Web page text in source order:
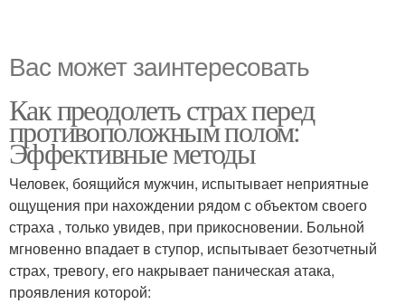
Вас может заинтересовать
Как преодолеть страх перед
противоположным полом:
Эффективные методы
Человек, боящийся мужчин, испытывает неприятные
ощущения при нахождении рядом с объектом своего
страха , только увидев, при прикосновении. Больной
мгновенно впадает в ступор, испытывает безотчетный
страх, тревогу, его накрывает паническая атака,
проявления которой: